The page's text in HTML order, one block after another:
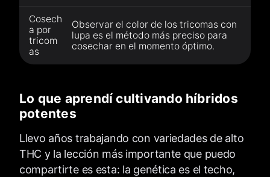
Cosech
a por
tricom
as
Observar el color de los tricomas con
lupa es el método más preciso para
cosechar en el momento óptimo.
Lo que aprendí cultivando híbridos
potentes
Llevo años trabajando con variedades de alto
THC y la lección más importante que puedo
compartirte es esta: la genética es el techo,